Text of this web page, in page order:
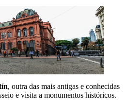
, outra das mais antigas e conhecidas
e visita a monumentos históricos.